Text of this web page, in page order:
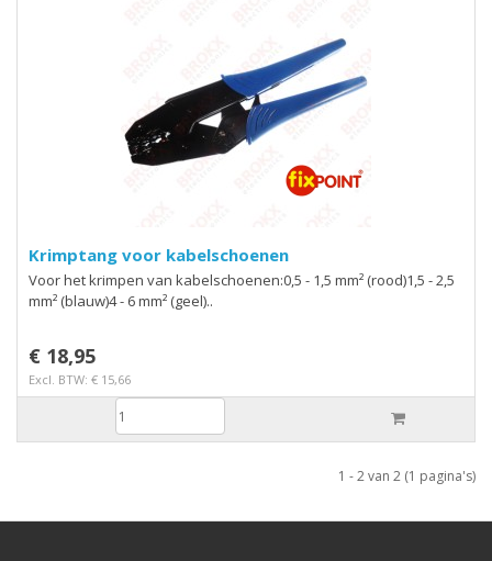
Krimptang voor kabelschoenen
Voor het krimpen van kabelschoenen:0,5 - 1,5 mm² (rood)1,5 - 2,5
mm² (blauw)4 - 6 mm² (geel)..
€ 18,95
Excl. BTW: € 15,66
1 - 2 van 2 (1 pagina's)